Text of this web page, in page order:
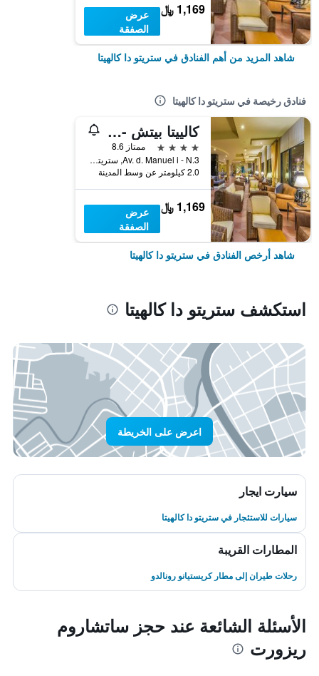
1,169 ﷼
عرض
الصفقة
شاهد المزيد من أهم الفنادق في ستريتو دا كالهيتا
فنادق رخيصة في ستريتو دا كالهيتا
كالييتا بيتش - بسعر شامل جميع الخدمات
4 نجوم
ممتاز 8.6
Av. d. Manuel i - N.3, ستريتو دا كالهيتا, جزر ماديرا, البرتغال
2.0 كيلومتر عن وسط المدينة
1,169 ﷼
عرض
الصفقة
شاهد أرخص الفنادق في ستريتو دا كالهيتا
استكشف ستريتو دا كالهيتا
اعرض على الخريطة
سيارت ايجار
سيارات للاستئجار في ستريتو دا كالهيتا
المطارات القريبة
رحلات طيران إلى مطار كريستيانو رونالدو
الأسئلة الشائعة عند حجز ساتشاروم
ريزورت